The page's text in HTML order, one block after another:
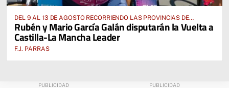
DEL 9 AL 13 DE AGOSTO RECORRIENDO LAS PROVINCIAS DE
CUENCA, ALBACETE, TOLEDO Y CIUDAD REAL
Rubén y Mario García Galán disputarán la Vuelta a
Castilla-La Mancha Leader
F.J. PARRAS